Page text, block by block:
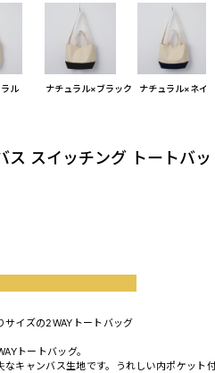
ル ナチュラル×ブラック ナチュラル×ネイ
ス スイッチング トートバッ
イズの2WAYトートバッグ
トートバッグ。
キャンバス生地です。うれしい内ポケット